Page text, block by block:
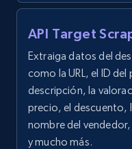
API Target
Extraiga datos del
como la URL, el ID
descripción, la
precio, el descuento,
nombre del
y mucho más.